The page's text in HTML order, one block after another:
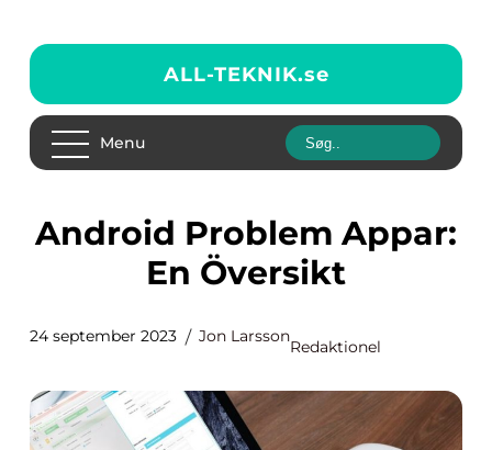
ALL-TEKNIK.se
Menu
Android Problem Appar:
En Översikt
24 september 2023 Jon Larsson
Redaktionel